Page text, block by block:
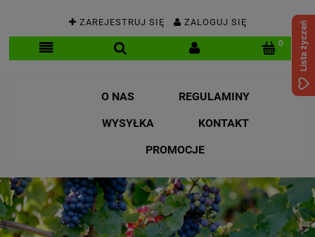
ZAREJESTRUJ SIĘ ZALOGUJ SIĘ
O NAS
REGULAMINY
WYSYŁKA
KONTAKT
PROMOCJE
Lista życzeń